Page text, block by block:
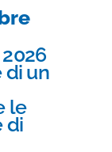
di un
le
di